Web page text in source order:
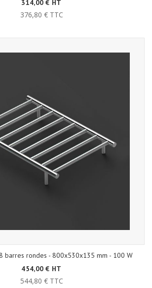
314,00 € HT
376,80 € TTC
barres rondes - 800x530x135 mm - 100 W
454,00 € HT
544,80 € TTC